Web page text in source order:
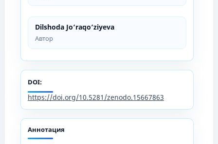
Dilshoda Jo‘raqo‘ziyeva
Автор
DOI:
https://doi.org/10.5281/zenodo.15667863
Аннотация